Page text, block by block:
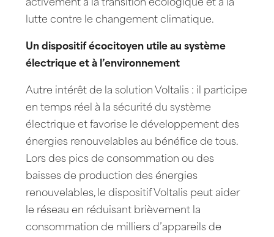
lutte contre le changement climatique.
Un dispositif écocitoyen utile au système
électrique et à l’environnement
Autre intérêt de la solution Voltalis : il participe
en temps réel à la sécurité du système
électrique et favorise le développement des
énergies renouvelables au bénéfice de tous.
Lors des pics de consommation ou des
baisses de production des énergies
renouvelables, le dispositif Voltalis peut aider
le réseau en réduisant brièvement la
consommation de milliers d’appareils de